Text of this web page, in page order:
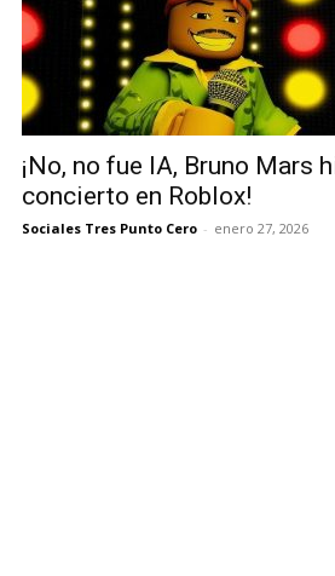
¡No, no fue IA, Bruno Mars
concierto en Roblox!
Sociales Tres Punto Cero - enero 27, 2026